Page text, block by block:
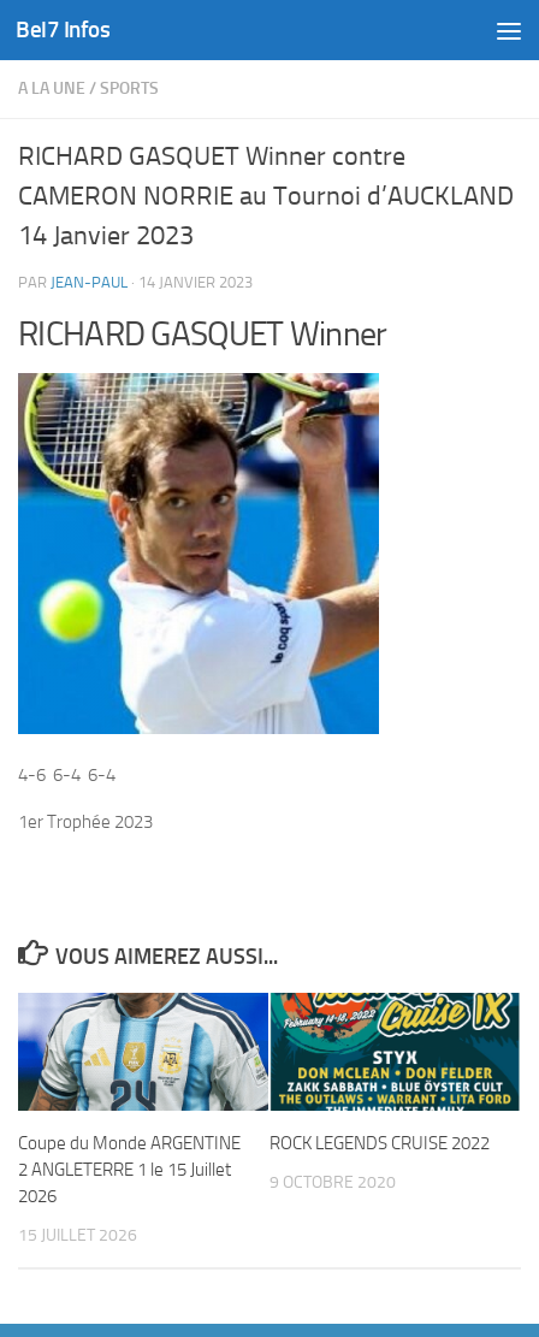
Skip to content
Bel7 Infos
A LA UNE /SPORTS
RICHARD GASQUET Winner contre
CAMERON NORRIE au Tournoi d’AUCKLAND
14 Janvier 2023
PAR JEAN-PAUL · 14 JANVIER 2023
RICHARD GASQUET Winner
4-6 6-4 6-4
1er Trophée 2023
VOUS AIMEREZ AUSSI...
Coupe du Monde ARGENTINE
2 ANGLETERRE 1 le 15 Juillet
2026
15 JUILLET 2026
ROCK LEGENDS CRUISE 2022
9 OCTOBRE 2020